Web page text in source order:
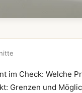
im Check: Welche
Grenzen und